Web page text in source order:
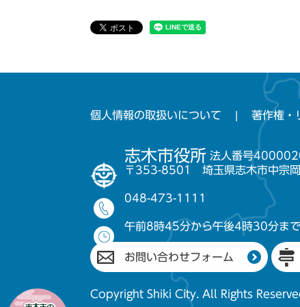
個人情報の取扱いについて 著作権・
志木市役所 法人番号
〒353-8501 埼玉県志木市中宗
048-473-1111
午前8時45分から午後4時30分ま
お問い合わせフォーム
Copyright Shiki City. All Rights